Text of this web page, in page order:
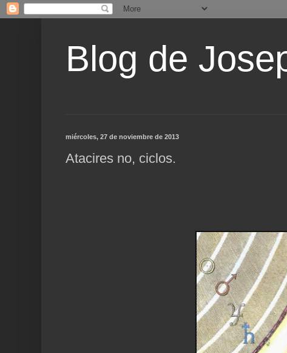
Blog de
miércoles, 27 de noviembre de 2013
Atacires no, ciclos.